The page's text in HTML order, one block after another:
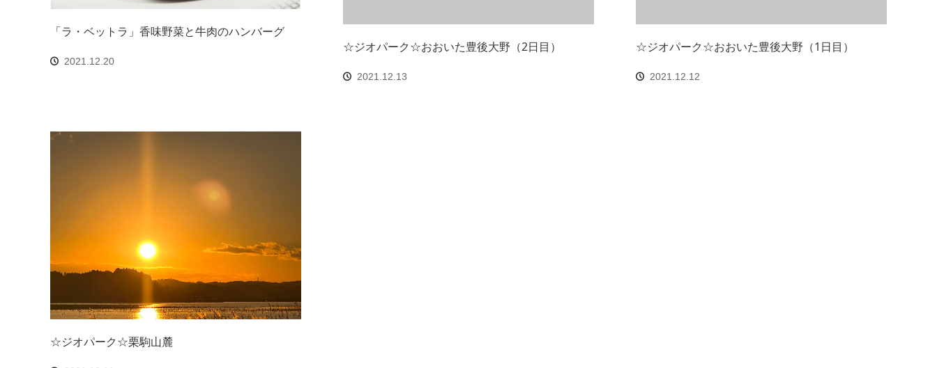
「ラ・ベットラ」香味野菜と牛肉のハンバーグ
2021.12.20
☆ジオパーク☆おおいた豊後大野（2日目）
2021.12.13
☆ジオパーク☆おおいた豊後大野（1日目）
2021.12.12
☆ジオパーク☆栗駒山麓